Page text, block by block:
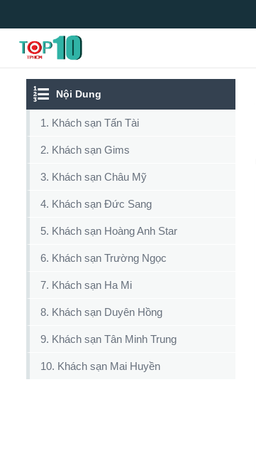
Top10tphcm
Nội Dung
1. Khách sạn Tấn Tài
2. Khách sạn Gims
3. Khách sạn Châu Mỹ
4. Khách sạn Đức Sang
5. Khách sạn Hoàng Anh Star
6. Khách sạn Trường Ngọc
7. Khách sạn Ha Mi
8. Khách sạn Duyên Hồng
9. Khách sạn Tân Minh Trung
10. Khách sạn Mai Huyền